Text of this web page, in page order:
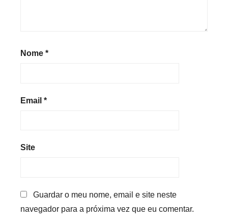
Nome *
Email *
Site
Guardar o meu nome, email e site neste
navegador para a próxima vez que eu comentar.